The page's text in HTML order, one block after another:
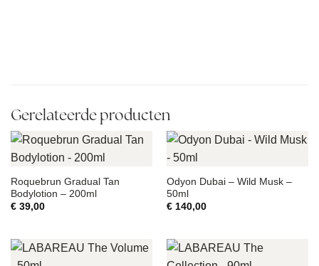
Gerelateerde producten
Roquebrun Gradual Tan
Bodylotion – 200ml
€39,00
Odyon Dubai – Wild Musk –
50ml
€140,00